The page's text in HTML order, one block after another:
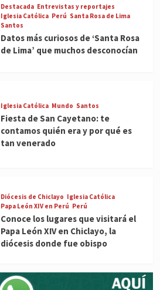
Destacada Entrevistas y reportajes
Iglesia Católica Perú Santa Rosa de Lima
Santos
Datos más curiosos de ‘Santa Rosa
de Lima’ que muchos desconocían
Iglesia Católica Mundo Santos
Fiesta de San Cayetano: te
contamos quién era y por qué es
tan venerado
Diócesis de Chiclayo Iglesia Católica
Papa León XIV en Perú Perú
Conoce los lugares que visitará el
Papa León XIV en Chiclayo, la
diócesis donde fue obispo